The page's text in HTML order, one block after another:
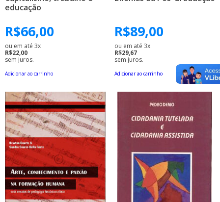
educação
R$66,00
ou em até 3x
R$22,00
sem juros.
Adicionar ao carrinho
R$89,00
ou em até 3x
R$29,67
sem juros.
Adicionar ao carrinho